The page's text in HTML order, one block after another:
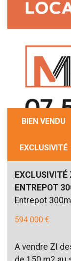
BIEN VENDU
EXCLUSIVITÉ
ENTREPOT
Entrepot
594 000 €
A vendre ZI